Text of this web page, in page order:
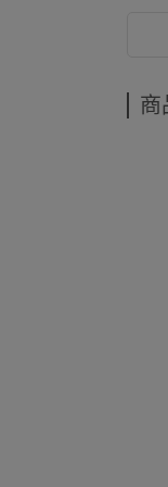
商